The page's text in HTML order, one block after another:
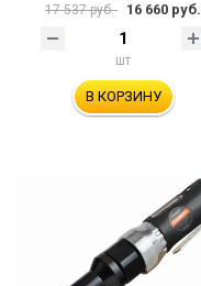
17 537 руб. 16 660 руб.
шт
В КОРЗИНУ